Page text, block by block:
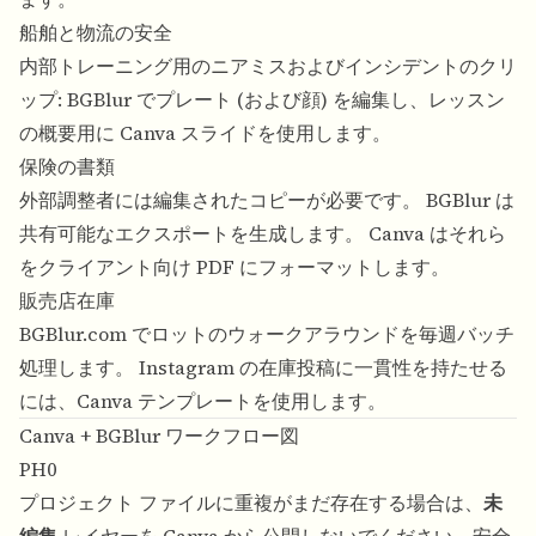
船舶と物流の安全
内部トレーニング用のニアミスおよびインシデントのクリ
ップ: BGBlur でプレート (および顔) を編集し、レッスン
の概要用に Canva スライドを使用します。
保険の書類
外部調整者には編集されたコピーが必要です。 BGBlur は
共有可能なエクスポートを生成します。 Canva はそれら
をクライアント向け PDF にフォーマットします。
販売店在庫
BGBlur.com でロットのウォークアラウンドを毎週バッチ
処理します。 Instagram の在庫投稿に一貫性を持たせる
には、Canva テンプレートを使用します。
Canva + BGBlur ワークフロー図
PH0
プロジェクト ファイルに重複がまだ存在する場合は、 未